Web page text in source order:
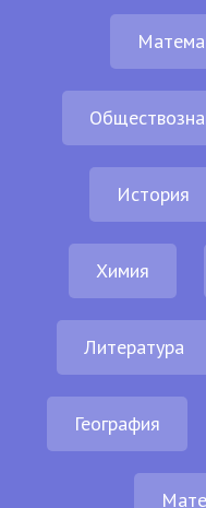
История
Химия
Литература
География